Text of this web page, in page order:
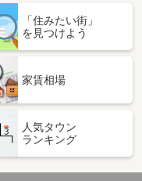
「住みたい街」
を見つけよう
家賃相場
人気タウン
ランキング